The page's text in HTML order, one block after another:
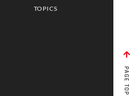
TOPICS
PAGE TOP